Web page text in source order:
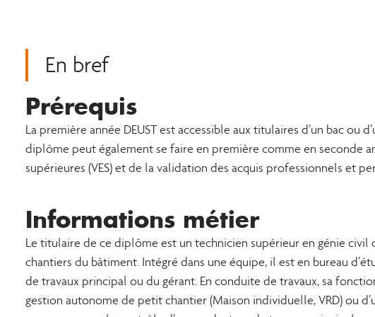
En bref
Prérequis
La première année DEUST est accessible aux titulaires d’un bac ou
diplôme peut également se faire en première comme en seconde
supérieures (VES) et de la validation des acquis professionnels et
Informations métier
Le titulaire de ce diplôme est un technicien supérieur en génie civil
chantiers du bâtiment. Intégré dans une équipe, il est en bureau
de travaux principal ou du gérant. En conduite de travaux, sa
gestion autonome de petit chantier (Maison individuelle, VRD) ou